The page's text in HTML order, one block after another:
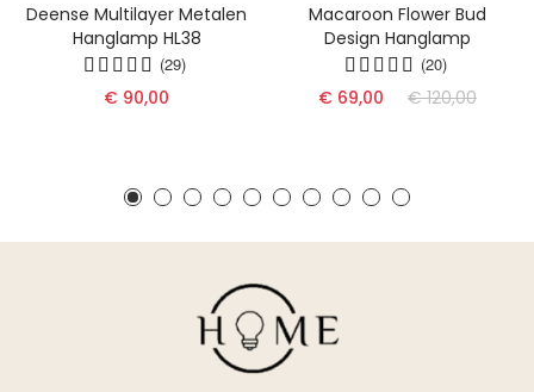
Deense Multilayer Metalen
Hanglamp HL38
(29)
€ 90,00
Macaroon Flower Bud
Design Hanglamp
(20)
€ 69,00 € 120,00